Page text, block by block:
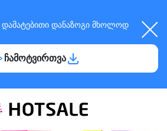
დამატებითი დანაზოგი მხოლოდ
ჩამოტვირთვა